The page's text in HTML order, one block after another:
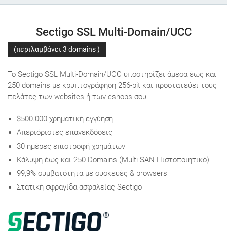
Sectigo SSL Multi-Domain/UCC
(περιλαμβάνει 3 domains )
Το Sectigo SSL Multi-Domain/UCC υποστηρίζει άμεσα έως και
250 domains με κρυπτογράφηση 256-bit και προστατεύει τους
πελάτες των websites ή των eshops σου.
$500.000 χρηματική εγγύηση
Aπεριόριστες επανεκδόσεις
30 ημέρες επιστροφή χρημάτων
Κάλυψη έως και 250 Domains (Multi SAN Πιστοποιητικό)
99,9% συμβατότητα με συσκευές & browsers
Στατική σφραγίδα ασφαλείας Sectigo